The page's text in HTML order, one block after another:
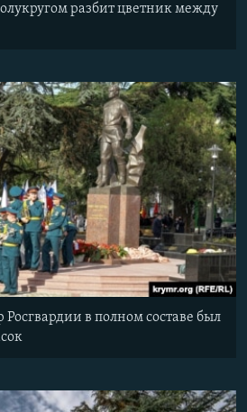
разбит цветник между
в полном составе был